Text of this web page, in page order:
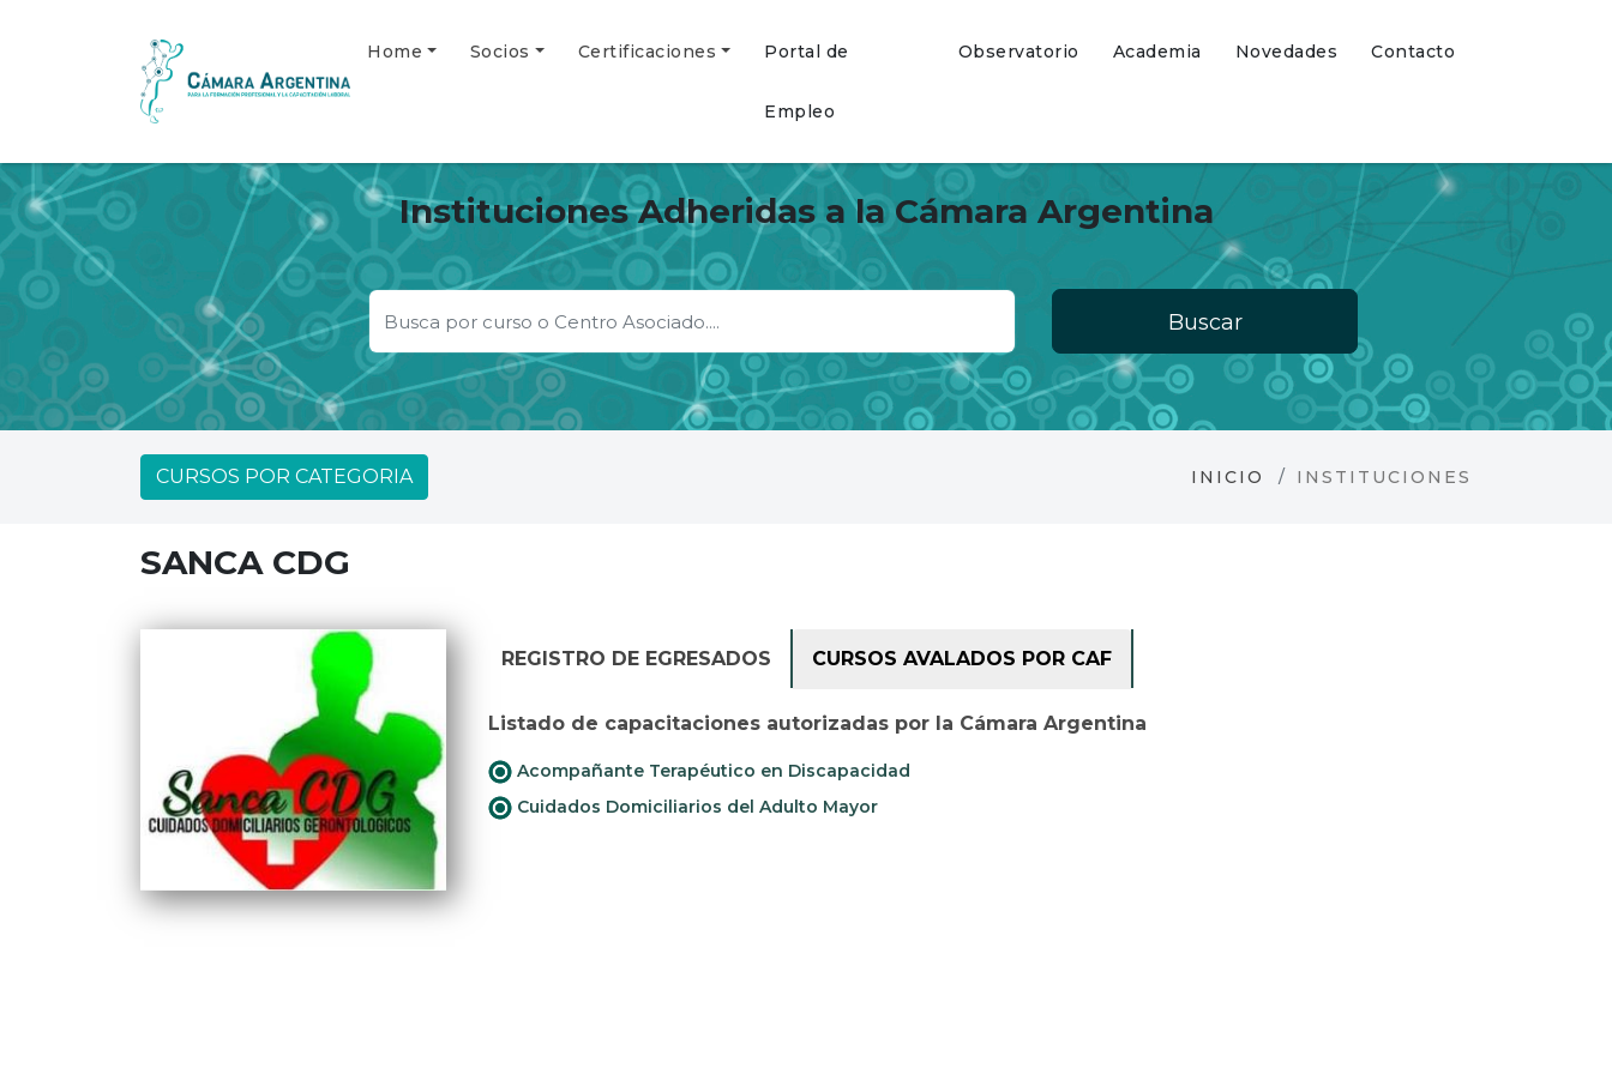
Home Socios Certificaciones Portal de
Empleo
Observatorio Academia Novedades Contacto
Instituciones Adheridas a la Cámara Argentina
Buscar
CURSOS POR CATEGORIA INICIO INSTITUCIONES
SANCA CDG
REGISTRO DE EGRESADOS CURSOS AVALADOS POR CAF
Listado de capacitaciones autorizadas por la Cámara Argentina
Acompañante Terapéutico en Discapacidad
Cuidados Domiciliarios del Adulto Mayor